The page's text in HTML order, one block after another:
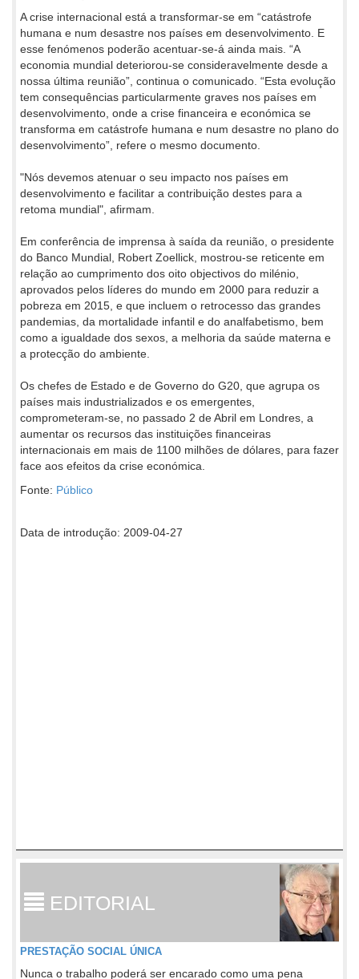
A crise internacional está a transformar-se em “catástrofe
humana e num desastre nos países em desenvolvimento. E
esse fenómenos poderão acentuar-se-á ainda mais. “A
economia mundial deteriorou-se consideravelmente desde a
nossa última reunião”, continua o comunicado. “Esta evolução
tem consequências particularmente graves nos países em
desenvolvimento, onde a crise financeira e económica se
transforma em catástrofe humana e num desastre no plano do
desenvolvimento”, refere o mesmo documento.
"Nós devemos atenuar o seu impacto nos países em
desenvolvimento e facilitar a contribuição destes para a
retoma mundial", afirmam.
Em conferência de imprensa à saída da reunião, o presidente
do Banco Mundial, Robert Zoellick, mostrou-se reticente em
relação ao cumprimento dos oito objectivos do milénio,
aprovados pelos líderes do mundo em 2000 para reduzir a
pobreza em 2015, e que incluem o retrocesso das grandes
pandemias, da mortalidade infantil e do analfabetismo, bem
como a igualdade dos sexos, a melhoria da saúde materna e
a protecção do ambiente.
Os chefes de Estado e de Governo do G20, que agrupa os
países mais industrializados e os emergentes,
comprometeram-se, no passado 2 de Abril em Londres, a
aumentar os recursos das instituições financeiras
internacionais em mais de 1100 milhões de dólares, para fazer
face aos efeitos da crise económica.
Fonte: Público
Data de introdução: 2009-04-27
EDITORIAL
PRESTAÇÃO SOCIAL ÚNICA
Nunca o trabalho poderá ser encarado como uma pena